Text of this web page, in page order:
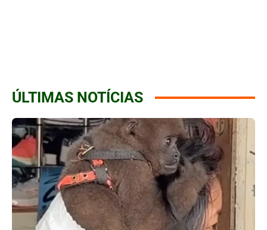
ÚLTIMAS NOTÍCIAS